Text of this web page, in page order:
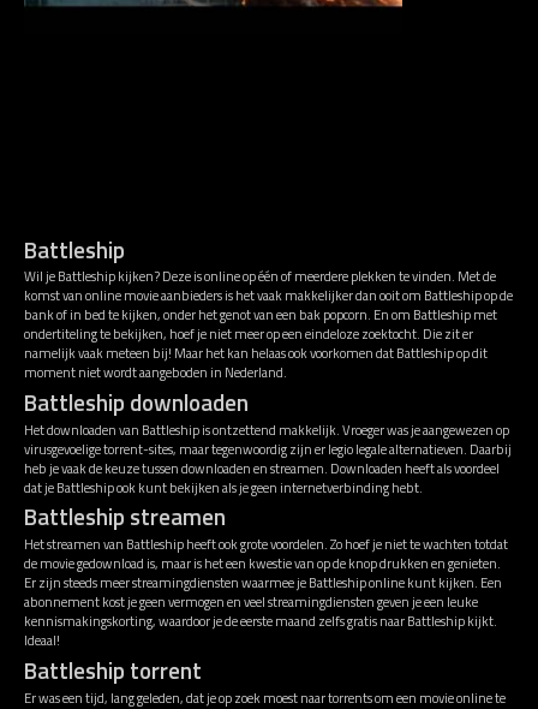
Battleship
Wil je Battleship kijken? Deze is online op één of meerdere plekken te vinden. Met de
komst van online movie aanbieders is het vaak makkelijker dan ooit om Battleship op de
bank of in bed te kijken, onder het genot van een bak popcorn. En om Battleship met
ondertiteling te bekijken, hoef je niet meer op een eindeloze zoektocht. Die zit er
namelijk vaak meteen bij! Maar het kan helaas ook voorkomen dat Battleship op dit
moment niet wordt aangeboden in Nederland.
Battleship downloaden
Het downloaden van Battleship is ontzettend makkelijk. Vroeger was je aangewezen op
virusgevoelige torrent-sites, maar tegenwoordig zijn er legio legale alternatieven. Daarbij
heb je vaak de keuze tussen downloaden en streamen. Downloaden heeft als voordeel
dat je Battleship ook kunt bekijken als je geen internetverbinding hebt.
Battleship streamen
Het streamen van Battleship heeft ook grote voordelen. Zo hoef je niet te wachten totdat
de movie gedownload is, maar is het een kwestie van op de knop drukken en genieten.
Er zijn steeds meer streamingdiensten waarmee je Battleship online kunt kijken. Een
abonnement kost je geen vermogen en veel streamingdiensten geven je een leuke
kennismakingskorting, waardoor je de eerste maand zelfs gratis naar Battleship kijkt.
Ideaal!
Battleship torrent
Er was een tijd, lang geleden, dat je op zoek moest naar torrents om een movie online te